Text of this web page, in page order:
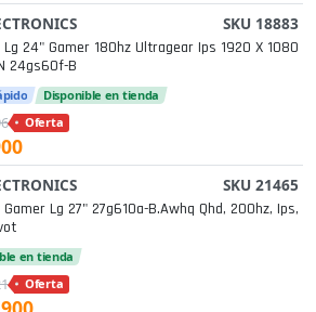
SKU 18883
24" Gamer 180hz Ultragear Ips 1920 X 1080
24gs60f-B
Disponible en tienda
Oferta
SKU 21465
Lg 27" 27g610a-B.awhq Qhd, 200hz, Ips,
en tienda
Oferta